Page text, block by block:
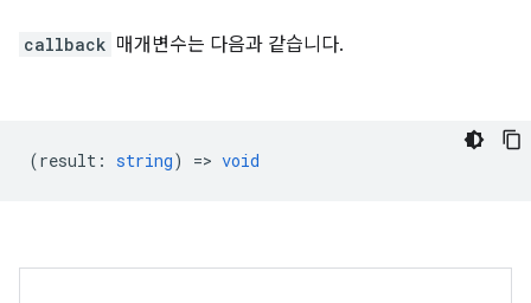
callback 매개변수는 다음과 같습니다.
(result : string) => void